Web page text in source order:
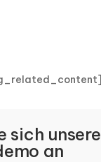
sich unsere
an